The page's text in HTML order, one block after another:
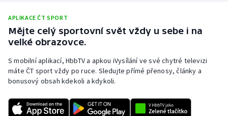
Rychlostní kanoistika
Sportovní střelba
Stolní tenis
APLIKACE ČT SPORT
Mějte celý sportovní svět vždy u sebe i na
velké obrazovce.
S mobilní aplikací, HbbTV a apkou iVysílání ve své chytré televizi
máte ČT sport vždy po ruce. Sledujte přímé přenosy, články a
bonusový obsah kdekoli a kdykoli.